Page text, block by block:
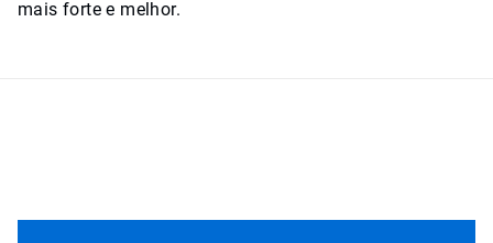
mais forte e melhor.